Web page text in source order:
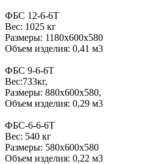
ФБС 12-6-6Т
Вес: 1025 кг
Размеры: 1180х600х580
Объем изделия: 0,41 м3
ФБС 9-6-6Т
Вес:733кг,
Размеры: 880х600х580,
Объем изделия: 0,29 м3
ФБС-6-6-6Т
Вес: 540 кг
Размеры: 580х600х580
Объем изделия: 0,22 м3